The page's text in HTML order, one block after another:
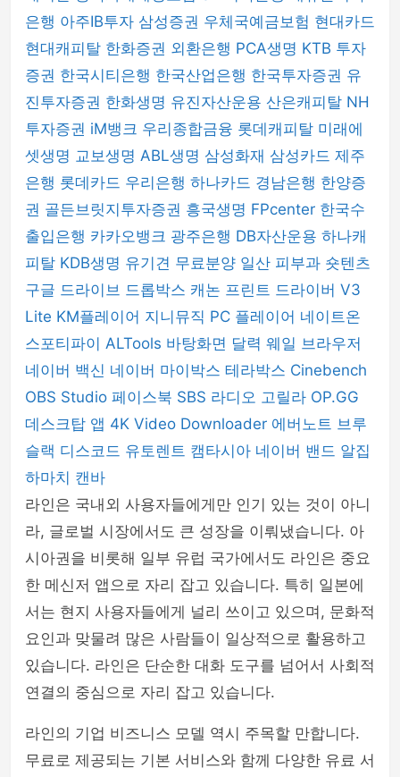
은행 아주IB투자 삼성증권 우체국예금보험 현대카드
현대캐피탈 한화증권 외환은행 PCA생명 KTB 투자
증권 한국시티은행 한국산업은행 한국투자증권 유
진투자증권 한화생명 유진자산운용 산은캐피탈 NH
투자증권 iM뱅크 우리종합금융 롯데캐피탈 미래에
셋생명 교보생명 ABL생명 삼성화재 삼성카드 제주
은행 롯데카드 우리은행 하나카드 경남은행 한양증
권 골든브릿지투자증권 흥국생명 FPcenter 한국수
출입은행 카카오뱅크 광주은행 DB자산운용 하나캐
피탈 KDB생명 유기견 무료분양 일산 피부과 숏텐츠
구글 드라이브 드롭박스 캐논 프린트 드라이버 V3
Lite KM플레이어 지니뮤직 PC 플레이어 네이트온
스포티파이 ALTools 바탕화면 달력 웨일 브라우저
네이버 백신 네이버 마이박스 테라박스 Cinebench
OBS Studio 페이스북 SBS 라디오 고릴라 OP.GG
데스크탑 앱 4K Video Downloader 에버노트 브루
슬랙 디스코드 유토렌트 캠타시아 네이버 밴드 알집
하마치 캔바
라인은 국내외 사용자들에게만 인기 있는 것이 아니
라, 글로벌 시장에서도 큰 성장을 이뤄냈습니다. 아
시아권을 비롯해 일부 유럽 국가에서도 라인은 중요
한 메신저 앱으로 자리 잡고 있습니다. 특히 일본에
서는 현지 사용자들에게 널리 쓰이고 있으며, 문화적
요인과 맞물려 많은 사람들이 일상적으로 활용하고
있습니다. 라인은 단순한 대화 도구를 넘어서 사회적
연결의 중심으로 자리 잡고 있습니다.
라인의 기업 비즈니스 모델 역시 주목할 만합니다.
무료로 제공되는 기본 서비스와 함께 다양한 유료 서